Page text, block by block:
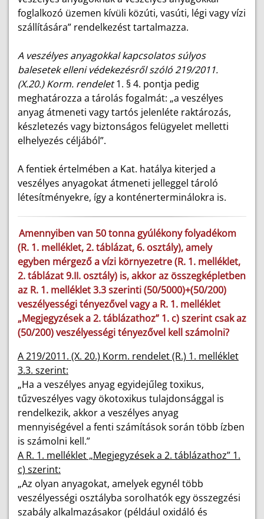
foglalkozó üzemen kívüli közúti, vasúti, légi vagy vízi
szállítására” rendelkezést tartalmazza.
A veszélyes anyagokkal kapcsolatos súlyos
balesetek elleni védekezésről szóló 219/2011.
(X.20.) Korm. rendelet1. § 4. pontja pedig
meghatározza a tárolás fogalmát: „a veszélyes
anyag átmeneti vagy tartós jelenléte raktározás,
készletezés vagy biztonságos felügyelet melletti
elhelyezés céljából”.
A fentiek értelmében a Kat. hatálya kiterjed a
veszélyes anyagokat átmeneti jelleggel tároló
létesítményekre, így a konténerterminálokra is.
Amennyiben van 50 tonna gyúlékony folyadékom
(R. 1. melléklet, 2. táblázat, 6. osztály), amely
egyben mérgező a vízi környezetre (R. 1. melléklet,
2. táblázat 9.II. osztály) is, akkor az összegképletben
az R. 1. melléklet 3.3 szerinti (50/5000)+(50/200)
veszélyességi tényezővel vagy a R. 1. melléklet
„Megjegyzések a 2. táblázathoz” 1. c) szerint csak az
(50/200) veszélyességi tényezővel kell számolni?
A 219/2011. (X. 20.) Korm. rendelet (R.) 1. melléklet
3.3. szerint:
„Ha a veszélyes anyag egyidejűleg toxikus,
tűzveszélyes vagy ökotoxikus tulajdonsággal is
rendelkezik, akkor a veszélyes anyag
mennyiségével a fenti számítások során több ízben
is számolni kell.”
A R. 1. melléklet „Megjegyzések a 2. táblázathoz” 1.
c) szerint:
„Az olyan anyagokat, amelyek egynél több
veszélyességi osztályba sorolhatók egy összegzési
szabály alkalmazásakor (például oxidáló és